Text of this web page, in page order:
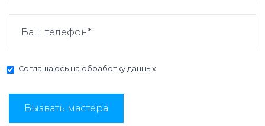
Соглашаюсь на обработку данных
Вызвать мастера